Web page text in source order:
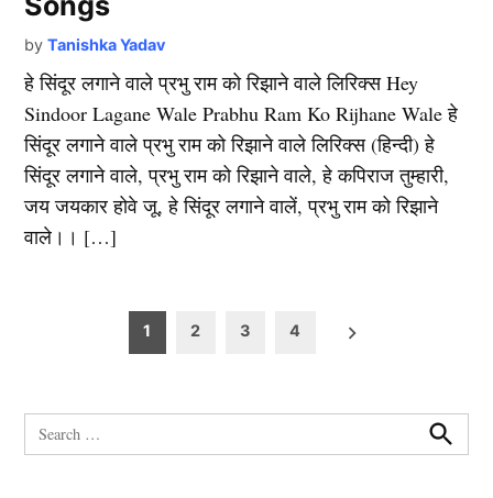
by Tanishka Yadav
हे सिंदूर लगाने वाले प्रभु राम को रिझाने वाले लिरिक्स Hey
Sindoor Lagane Wale Prabhu Ram Ko Rijhane Wale हे
सिंदूर लगाने वाले प्रभु राम को रिझाने वाले लिरिक्स (हिन्दी) हे
सिंदूर लगाने वाले, प्रभु राम को रिझाने वाले, हे कपिराज तुम्हारी,
जय जयकार होवे जू, हे सिंदूर लगाने वालें, प्रभु राम को रिझाने
वाले।। […]
pagination
1 2 3 4
Search
for:
Search